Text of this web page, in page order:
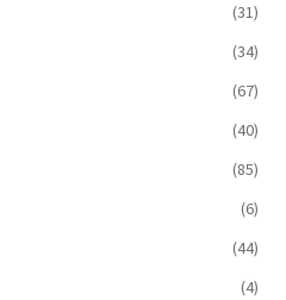
(31)
(34)
(67)
(40)
(85)
(6)
(44)
(4)